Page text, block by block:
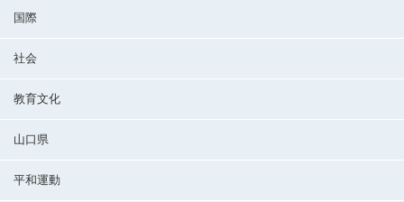
国際
社会
教育文化
山口県
平和運動